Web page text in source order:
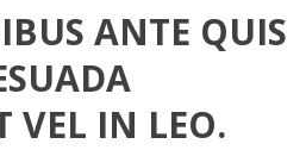
ANTE QUIS
VEL IN LEO.